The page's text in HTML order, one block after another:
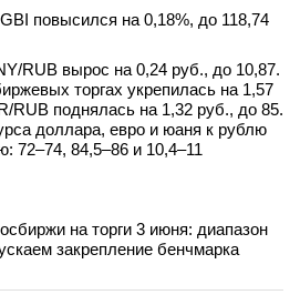
повысился на 0,18%, до 118,74
RUB вырос на 0,24 руб., до 10,87.
торгах укрепилась на 1,57
RUB поднялась на 1,32 руб., до 85.
доллара, евро и юаня к рублю
72–74, 84,5–86 и 10,4–11
на торги 3 июня: диапазон
закрепление бенчмарка